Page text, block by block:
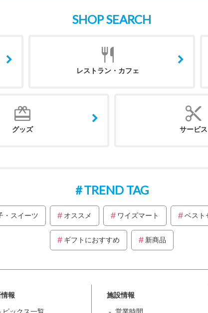
SHOP SEARCH
レストラン・カフェ
グッズ サービス
TREND TAG
・スイーツ オススメ ワイズマート ベスト
ギフトにおすすめ 新商品
報 施設情報